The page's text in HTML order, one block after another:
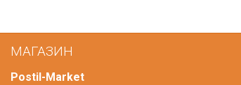
МАГАЗИН
Postil-Market